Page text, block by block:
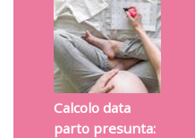
Calcolo data
parto presunta: